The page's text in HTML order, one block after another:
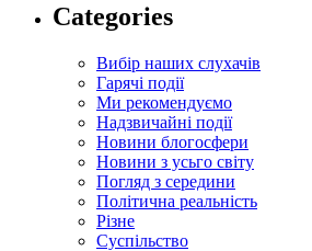
Categories
Вибір наших слухачів
Гарячі події
Ми рекомендуємо
Надзвичайні події
Новини блогосфери
Новини з усьго світу
Погляд з середини
Політична реальність
Різне
Суспільство